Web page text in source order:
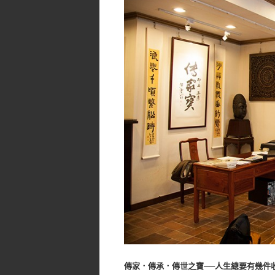
傳家．傳承．傳世之寶──人生總要有幾件